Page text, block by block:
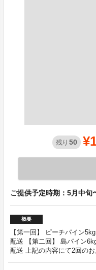
残り 50
ご提供予定時期：5月中旬
概要
【第一回】 ピーチパイン
配送 【第二回】 島パイン
配送 上記の内容にて2回のお